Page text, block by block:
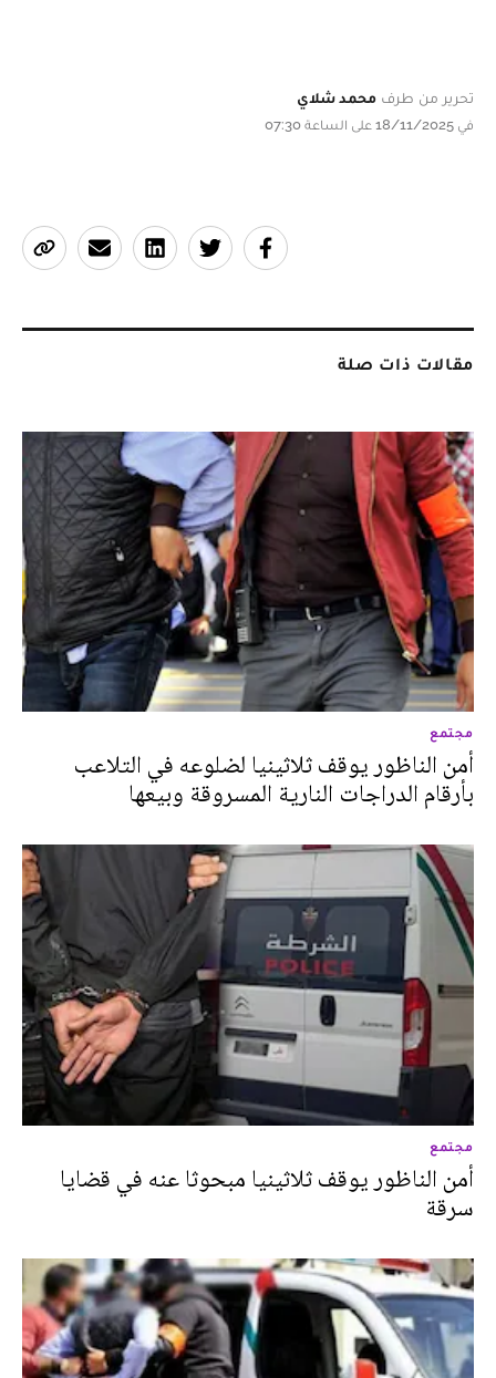
تحرير من طرف محمد شلاي
في 18/11/2025 على الساعة 07:30
مقالات ذات صلة
مجتمع
أمن الناظور يوقف ثلاثينيا لضلوعه في التلاعب
بأرقام الدراجات النارية المسروقة وبيعها
مجتمع
أمن الناظور يوقف ثلاثينيا مبحوثا عنه في قضايا
سرقة